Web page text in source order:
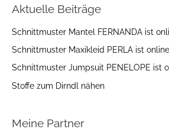
Aktuelle Beiträge
Schnittmuster Mantel FERNANDA ist
Schnittmuster Maxikleid PERLA ist
Schnittmuster Jumpsuit PENELOPE ist
Stoffe zum Dirndl nähen
Meine Partner